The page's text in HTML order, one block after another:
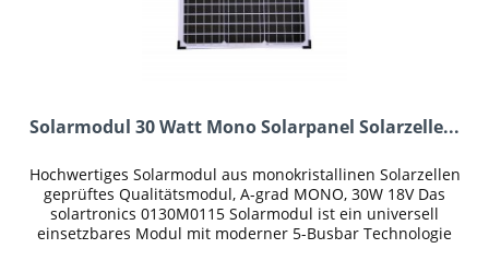
Solarmodul 30 Watt Mono Solarpanel Solarzelle...
Hochwertiges Solarmodul aus monokristallinen Solarzellen
geprüftes Qualitätsmodul, A-grad MONO, 30W 18V Das
solartronics 0130M0115 Solarmodul ist ein universell
einsetzbares Modul mit moderner 5-Busbar Technologie